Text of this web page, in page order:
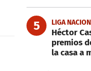
5 LIGA
Héctor
premios
la casa a